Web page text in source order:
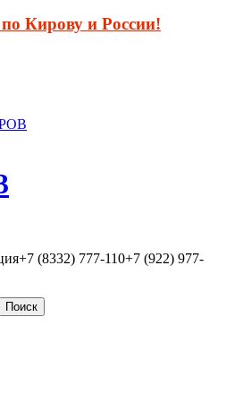
Кирову и России!
+7 (8332) 777-110+7 (922) 977-